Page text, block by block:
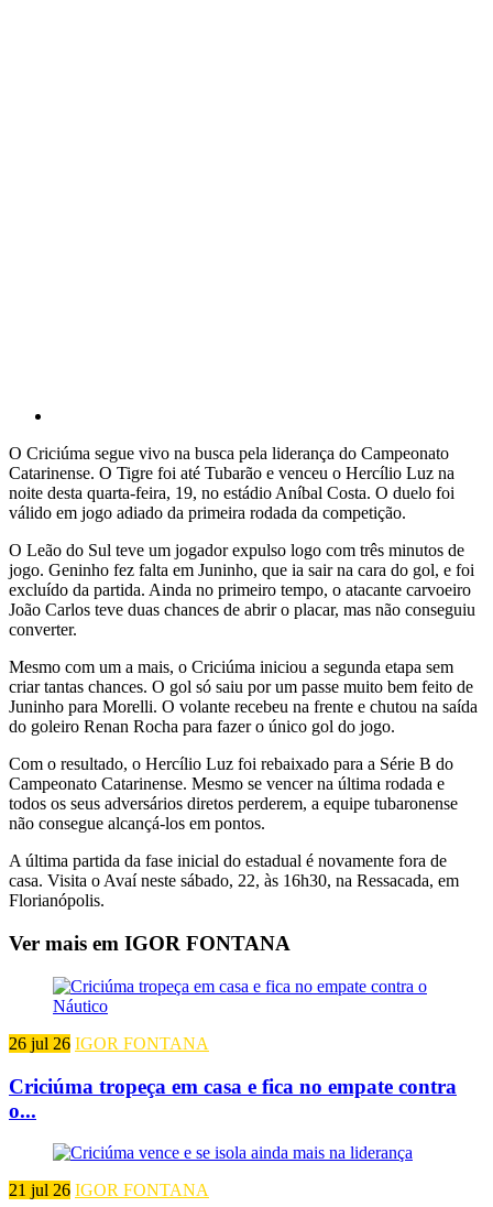
O Criciúma segue vivo na busca pela liderança do Campeonato
Catarinense. O Tigre foi até Tubarão e venceu o Hercílio Luz na
noite desta quarta-feira, 19, no estádio Aníbal Costa. O duelo foi
válido em jogo adiado da primeira rodada da competição.
O Leão do Sul teve um jogador expulso logo com três minutos de
jogo. Geninho fez falta em Juninho, que ia sair na cara do gol, e foi
excluído da partida. Ainda no primeiro tempo, o atacante carvoeiro
João Carlos teve duas chances de abrir o placar, mas não conseguiu
converter.
Mesmo com um a mais, o Criciúma iniciou a segunda etapa sem
criar tantas chances. O gol só saiu por um passe muito bem feito de
Juninho para Morelli. O volante recebeu na frente e chutou na saída
do goleiro Renan Rocha para fazer o único gol do jogo.
Com o resultado, o Hercílio Luz foi rebaixado para a Série B do
Campeonato Catarinense. Mesmo se vencer na última rodada e
todos os seus adversários diretos perderem, a equipe tubaronense
não consegue alcançá-los em pontos.
A última partida da fase inicial do estadual é novamente fora de
casa. Visita o Avaí neste sábado, 22, às 16h30, na Ressacada, em
Florianópolis.
Ver mais em IGOR FONTANA
26 jul 26 IGOR FONTANA
Criciúma tropeça em casa e fica no empate contra
o...
21 jul 26 IGOR FONTANA